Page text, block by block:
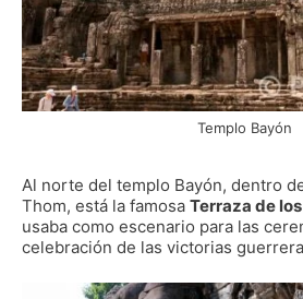
Templo Bayón
Al norte del templo Bayón, dentro
Thom, está la famosa Terraza de
usaba como escenario para las
celebración de las victorias